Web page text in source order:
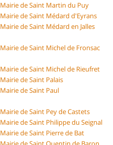
Mairie de Saint Martin du Puy
Mairie de Saint Médard d'Eyrans
Mairie de Saint Médard en Jalles
Mairie de Saint Michel de Fronsac
Mairie de Saint Michel de Rieufret
Mairie de Saint Palais
Mairie de Saint Paul
Mairie de Saint Pey de Castets
Mairie de Saint Philippe du Seignal
Mairie de Saint Pierre de Bat